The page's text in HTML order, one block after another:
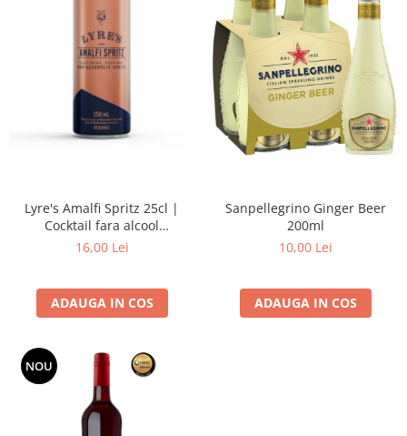
Lyre's Amalfi Spritz 25cl |
Cocktail fara alcool
(alternativa la spritzer italian)
16,00 Lei
ADAUGA IN COS
Sanpellegrino Ginger Beer
200ml
10,00 Lei
ADAUGA IN COS
NOU